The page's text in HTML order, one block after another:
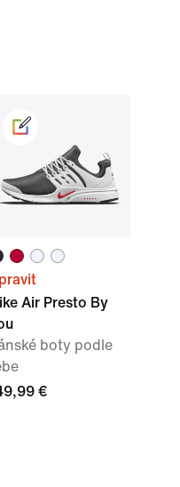
Air Presto By
boty podle
€